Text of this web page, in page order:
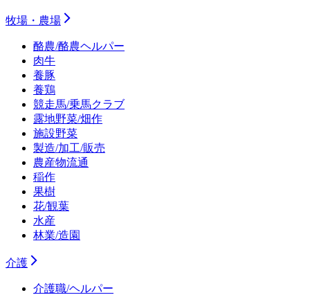
牧場・農場
酪農/酪農ヘルパー
肉牛
養豚
養鶏
競走馬/乗馬クラブ
露地野菜/畑作
施設野菜
製造/加工/販売
農産物流通
稲作
果樹
花/観葉
水産
林業/造園
介護
介護職/ヘルパー